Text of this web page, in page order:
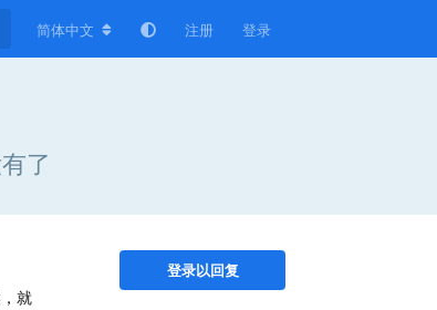
简体中文 注册 登录
了
登录以回复
就